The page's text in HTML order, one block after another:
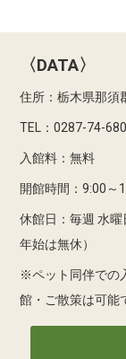
〈DATA〉
住所：栃木県那須
TEL：0287-74-
入館料：無料
開館時間：9:00～
休館日：毎週 水
年始は無休）
※ペット同伴での
館・ご散策は可能